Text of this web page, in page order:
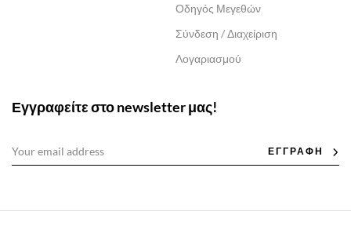
Οδηγός Μεγεθών
Σύνδεση / Διαχείριση
Λογαριασμού
Εγγραφείτε στο newsletter μας!
ΕΓΓΡΑΦΗ